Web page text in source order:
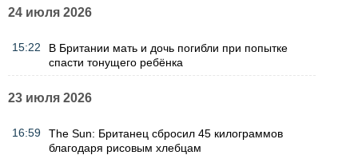
24 июля 2026
15:22
В Британии мать и дочь погибли при попытке
спасти тонущего ребёнка
23 июля 2026
16:59
The Sun: Британец сбросил 45 килограммов
благодаря рисовым хлебцам